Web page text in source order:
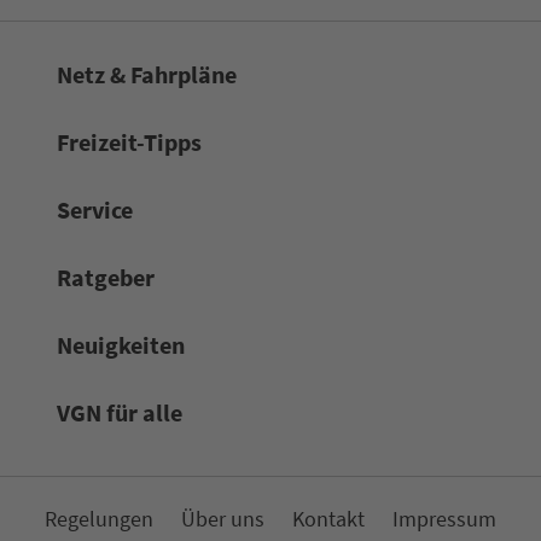
Netz & Fahrpläne
Frei­zeit-Tipps
Service
Rat­ge­ber
Neuigkeiten
VGN für alle
Re­ge­lungen Über uns Kon­takt Impressum